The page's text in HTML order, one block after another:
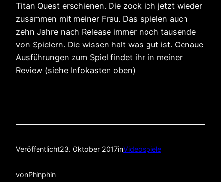
Titan Quest erschienen. Die zock ich jetzt wieder
zusammen mit meiner Frau. Das spielen auch
zehn Jahre nach Release immer noch tausende
von Spielern. Die wissen halt was gut ist. Genaue
Ausführungen zum Spiel findet ihr in meiner
Review (siehe Infokasten oben)
Veröffentlicht23. Oktober 2017inVideospiele
vonPhinphin